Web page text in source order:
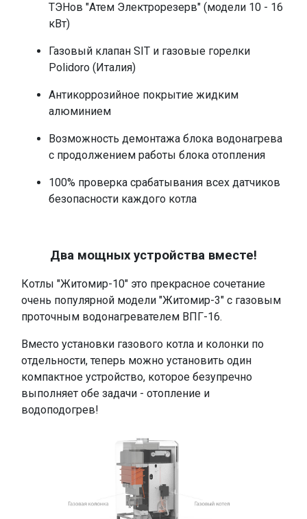
ТЭНов "Атем Электрорезерв" (модели 10 - 16
кВт)
Газовый клапан SIT и газовые горелки
Polidoro (Италия)
Антикоррозийное покрытие жидким
алюминием
Возможность демонтажа блока водонагрева
с продолжением работы блока отопления
100% проверка срабатывания всех датчиков
безопасности каждого котла
Два мощных устройства вместе!
Котлы "Житомир-10" это прекрасное сочетание
очень популярной модели "Житомир-3" с газовым
проточным водонагревателем ВПГ-16.
Вместо установки газового котла и колонки по
отдельности, теперь можно установить один
компактное устройство, которое безупречно
выполняет обе задачи - отопление и
водоподогрев!